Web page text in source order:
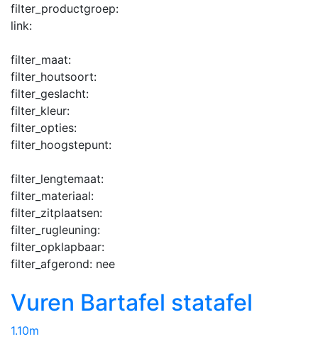
filter_productgroep:
link:
filter_maat:
filter_houtsoort:
filter_geslacht:
filter_kleur:
filter_opties:
filter_hoogstepunt:
filter_lengtemaat:
filter_materiaal:
filter_zitplaatsen:
filter_rugleuning:
filter_opklapbaar:
filter_afgerond: nee
Vuren Bartafel statafel
1.10m